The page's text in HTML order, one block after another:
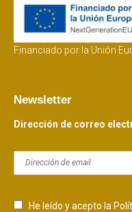
Financiado por la Unión
Newsletter
Dirección de correo
He leído y acepto la